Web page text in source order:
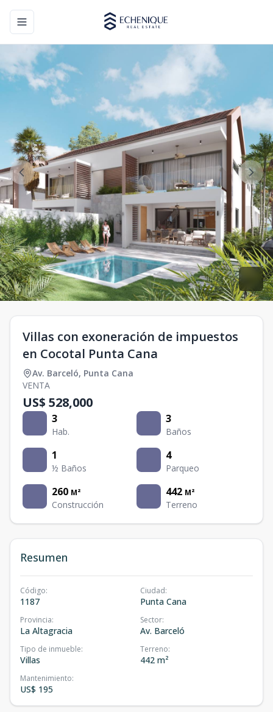
Toggle navigation menu
Villas con exoneración de impuestos
en Cocotal Punta Cana
Av. Barceló, Punta Cana
VENTA
US$ 528,000
3
Hab.
3
Baños
1
½ Baños
4
Parqueo
260 M²
Construcción
442 M²
Terreno
Resumen
Código:
1187
Ciudad:
Punta Cana
Provincia:
La Altagracia
Sector:
Av. Barceló
Tipo de inmueble:
Villas
Terreno:
442 m²
Mantenimiento:
US$ 195